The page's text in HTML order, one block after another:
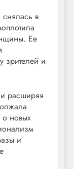
в
Ее
зрителей и
и расширяя
о новых
и